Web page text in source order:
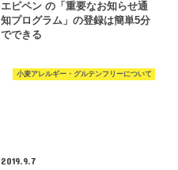
エピペン の「重要なお知らせ通
知プログラム」の登録は簡単5分
でできる
小麦アレルギー・グルテンフリーについて
2019.9.7